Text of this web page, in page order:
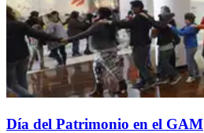
Día del Patrimonio en el GAM